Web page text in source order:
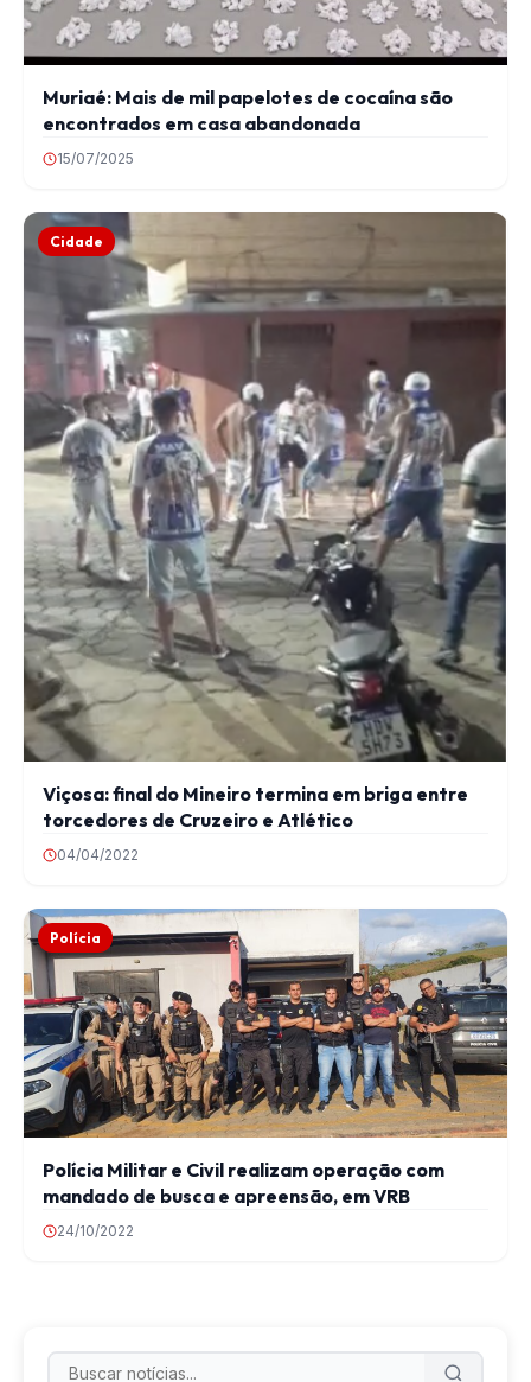
Muriaé: Mais de mil papelotes de cocaína são
encontrados em casa abandonada
15/07/2025
Cidade
Viçosa: final do Mineiro termina em briga entre
torcedores de Cruzeiro e Atlético
04/04/2022
Polícia
Polícia Militar e Civil realizam operação com
mandado de busca e apreensão, em VRB
24/10/2022